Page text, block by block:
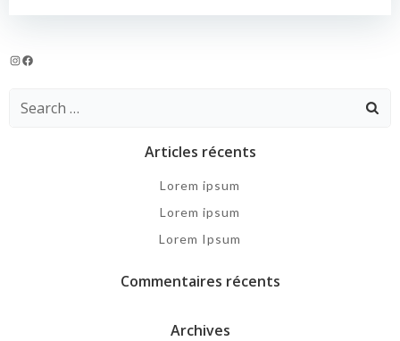
l’article
Instagram
Facebook
Search
Articles récents
Lorem ipsum
Lorem ipsum
Lorem Ipsum
Commentaires récents
Archives